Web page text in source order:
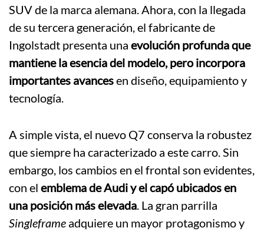
SUV de la marca alemana. Ahora, con la llegada
de su tercera generación, el fabricante de
Ingolstadt presenta una evolución profunda que
mantiene la esencia del modelo, pero incorpora
importantes avancesen diseño, equipamiento y
tecnología.
A simple vista, el nuevo Q7 conserva la robustez
que siempre ha caracterizado a este carro. Sin
embargo, los cambios en el frontal son evidentes,
con el emblema de Audi y el capó ubicados en
una posición más elevada. La gran parrilla
Singleframe adquiere un mayor protagonismo y